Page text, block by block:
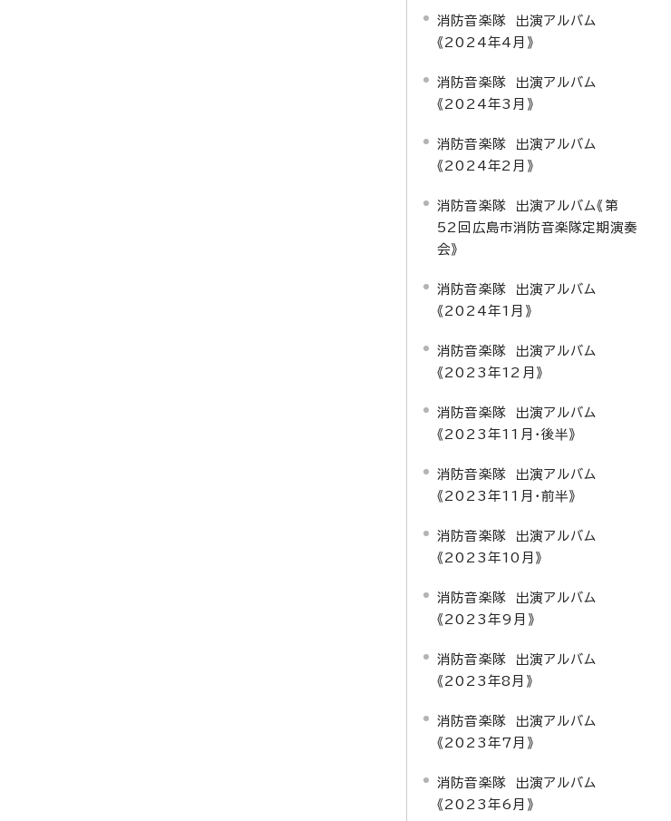
消防音楽隊 出演アルバム
《2024年4月》
消防音楽隊 出演アルバム
《2024年3月》
消防音楽隊 出演アルバム
《2024年2月》
消防音楽隊 出演アルバム《第
52回広島市消防音楽隊定期演奏
会》
消防音楽隊 出演アルバム
《2024年1月》
消防音楽隊 出演アルバム
《2023年12月》
消防音楽隊 出演アルバム
《2023年11月・後半》
消防音楽隊 出演アルバム
《2023年11月・前半》
消防音楽隊 出演アルバム
《2023年10月》
消防音楽隊 出演アルバム
《2023年9月》
消防音楽隊 出演アルバム
《2023年8月》
消防音楽隊 出演アルバム
《2023年7月》
消防音楽隊 出演アルバム
《2023年6月》